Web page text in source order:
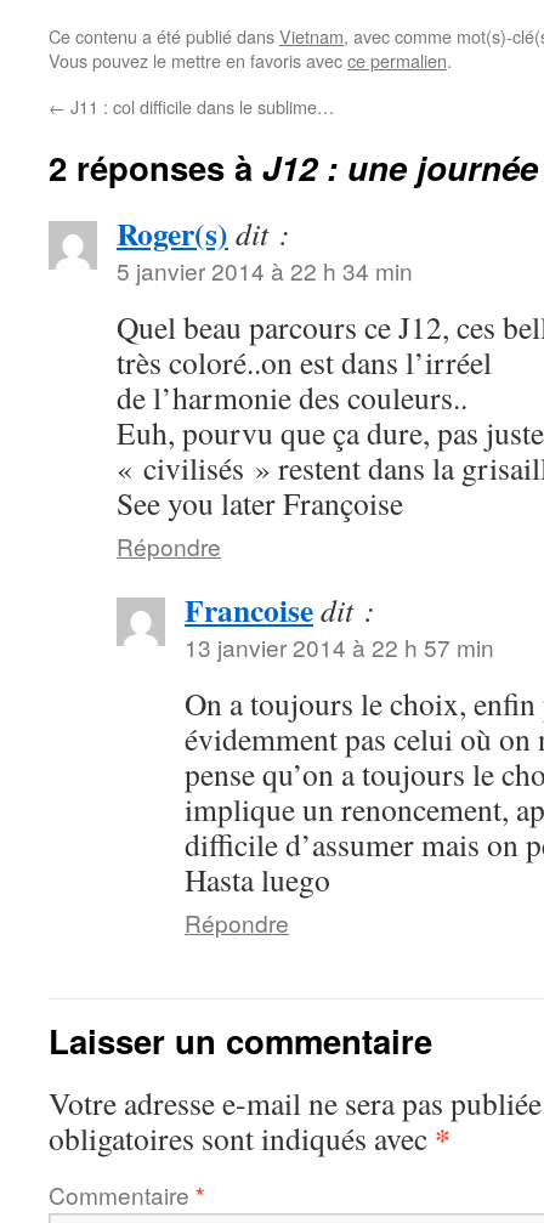
Ce contenu a été publié dansVietnam, avec comme mot(s)-
Vous pouvez le mettre en favoris avecce permalien.
← J11 : col difficile dans le sublime…
2 réponses à J12 : une
Roger(s) dit :
5 janvier 2014 à 22 h 34 min
Quel beau parcours ce J12, ces
très coloré..on est dans l’irréel
de l’harmonie des couleurs..
Euh, pourvu que ça dure, pas
« civilisés » restent dans la
See you later Françoise
Répondre
Francoisedit :
13 janvier 2014 à 22 h 57 min
On a toujours le choix,
évidemment pas celui où on
pense qu’on a toujours le
implique un renoncement,
difficile d’assumer mais on
Hasta luego
Répondre
Laisser un commentaire
Votre adresse e-mail ne sera pas
obligatoires sont indiqués avec *
Commentaire *